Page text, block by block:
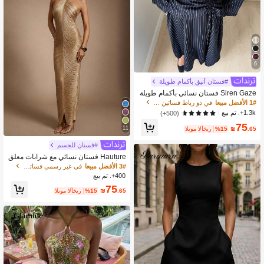
6
#فستان أنيق بأكمام طويلة
Siren Gaze فستان نسائي بأكمام طويلة
بخطوط بسيطة، للارتداء اليومي العادي
1# الأفضل مبيعا
1.3k+. تم بيع
(500+)
₪75.65
%15 اليوم الأخير 11
#فستان للجسم
Hauture فستان نسائي مع شرابات معلق
ة وأطراف مزخرفة بالمعدن الذهبي للحف
لات والسهرات
3# الأفضل مبيعا
400+. تم بيع
₪75.65
%15 اليوم الأخير